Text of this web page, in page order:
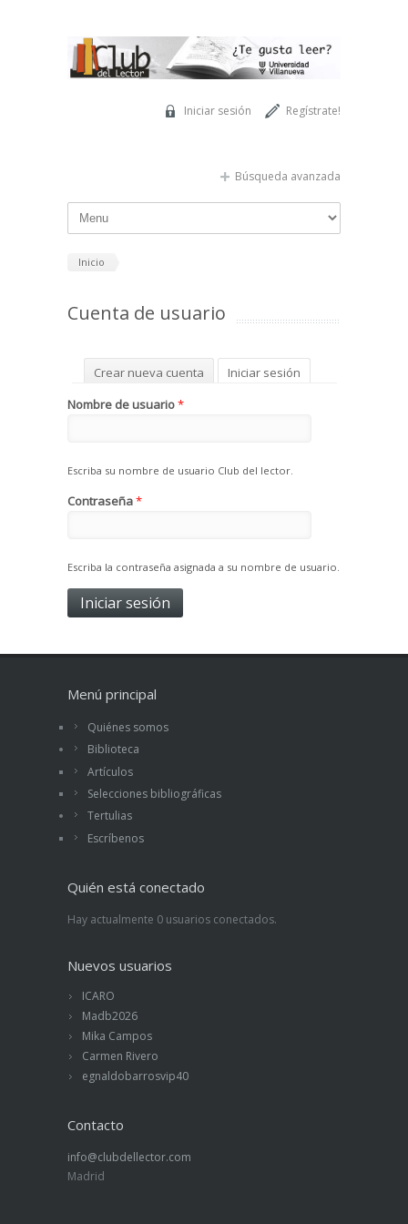
Regístrate!
Iniciar sesión
Búsqueda avanzada
Inicio
Cuenta de usuario
Solapas principales
Crear nueva cuenta Iniciar sesión
Solicitar una nueva contraseña
Nombre de usuario*
Escriba su nombre de usuario Club del lector.
Contraseña*
Escriba la contraseña asignada a su nombre de usuario.
Menú principal
Quiénes somos
Biblioteca
Artículos
Selecciones bibliográficas
Tertulias
Escríbenos
Quién está conectado
Hay actualmente 0 usuarios conectados.
Nuevos usuarios
ICARO
Madb2026
Mika Campos
Carmen Rivero
egnaldobarrosvip40
Contacto
info@clubdellector.com
Madrid